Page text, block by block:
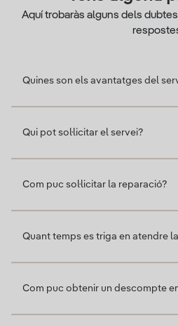
Aquí trobaràs alguns dels
Quines son els avantatges del
Qui pot sol·licitar el servei?
Com puc sol·licitar la reparació?
Quant temps es triga en atendre
Com puc obtenir un descompte